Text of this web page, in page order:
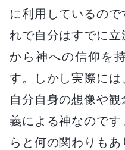
に利用しているの
れで自分はすでに
から神への信仰を
す。しかし実際に
自分自身の想像や
義による神なので
らと何の関わりもあ